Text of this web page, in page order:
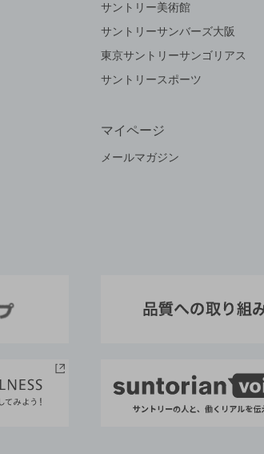
サントリー美術館
サントリーサンバーズ大阪
東京サントリーサンゴリアス
サントリースポーツ
マイページ
メールマガジン